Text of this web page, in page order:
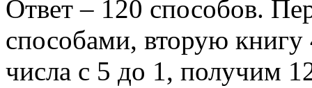
Ответ – 120 способов.
способами, вторую
числа с 5 до 1, получим